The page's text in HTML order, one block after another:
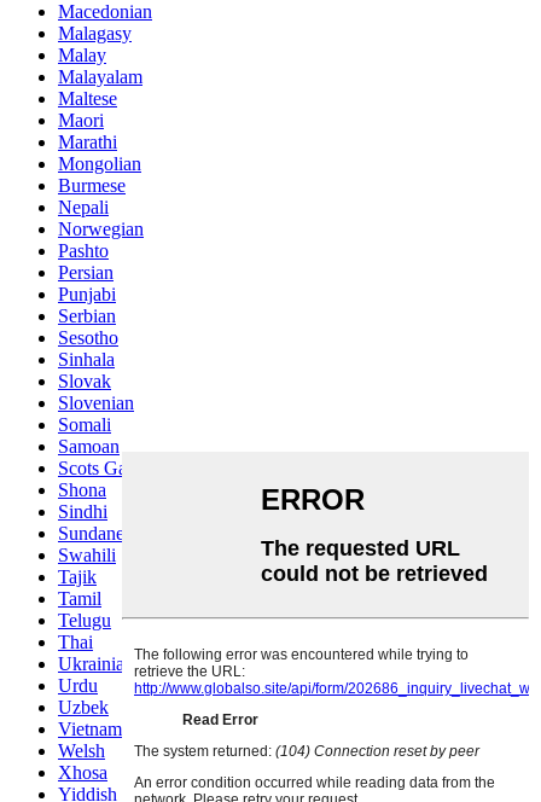
Macedonian
Malagasy
Malay
Malayalam
Maltese
Maori
Marathi
Mongolian
Burmese
Nepali
Norwegian
Pashto
Persian
Punjabi
Serbian
Sesotho
Sinhala
Slovak
Slovenian
Somali
Samoan
Scots Gaelic
Shona
Sindhi
Sundanese
Swahili
Tajik
Tamil
Telugu
Thai
Ukrainian
Urdu
Uzbek
Vietnamese
Welsh
Xhosa
Yiddish